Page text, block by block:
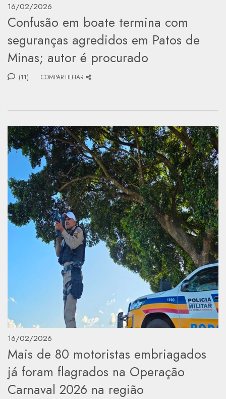
16/02/2026
Confusão em boate termina com
seguranças agredidos em Patos de
Minas; autor é procurado
(11) COMPARTILHAR
16/02/2026
Mais de 80 motoristas embriagados
já foram flagrados na Operação
Carnaval 2026 na região